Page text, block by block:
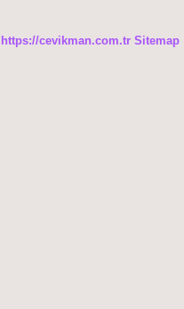
https://cevikman.com.tr Sitemap